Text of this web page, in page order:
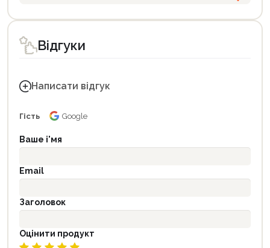
Відгуки
Написати відгук
Гість Google
Ваше і'мя
Email
Заголовок
Оцінити продукт